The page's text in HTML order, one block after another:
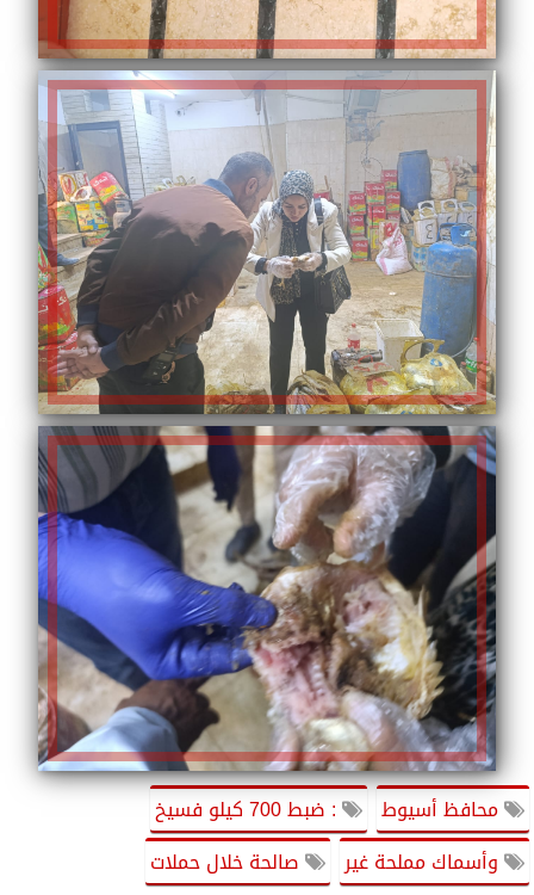
محافظ أسيوط
: ضبط 700 كيلو فسيخ
وأسماك مملحة غير
صالحة خلال حملات